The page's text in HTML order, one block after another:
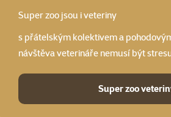
Super zoo jsou i veteriny
s přátelským kolektivem a
návštěva veterináře nemusí být
Super zoo